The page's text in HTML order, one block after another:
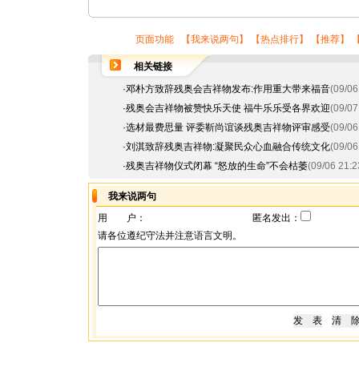
页面功能 【我来说两句 】 【热点排行】 【推荐】
相关链接
·邓朴方致辞残奥会吉祥物发布:作用重大带来福音(09/
·残奥会吉祥物被赞快乐天使 福牛乐乐受各界欢迎(09/
·选材最费思量 评委靳尚谊谈残奥吉祥物评审感受(09/
·刘淇致辞残奥吉祥物:凝聚民众心血融合传统文化(09/
·残奥吉祥物仪式闭幕 “怒放的生命”不会枯萎(09/06
我来说两句
用 户：
匿名发出：
请各位遵纪守法并注意语言文明。